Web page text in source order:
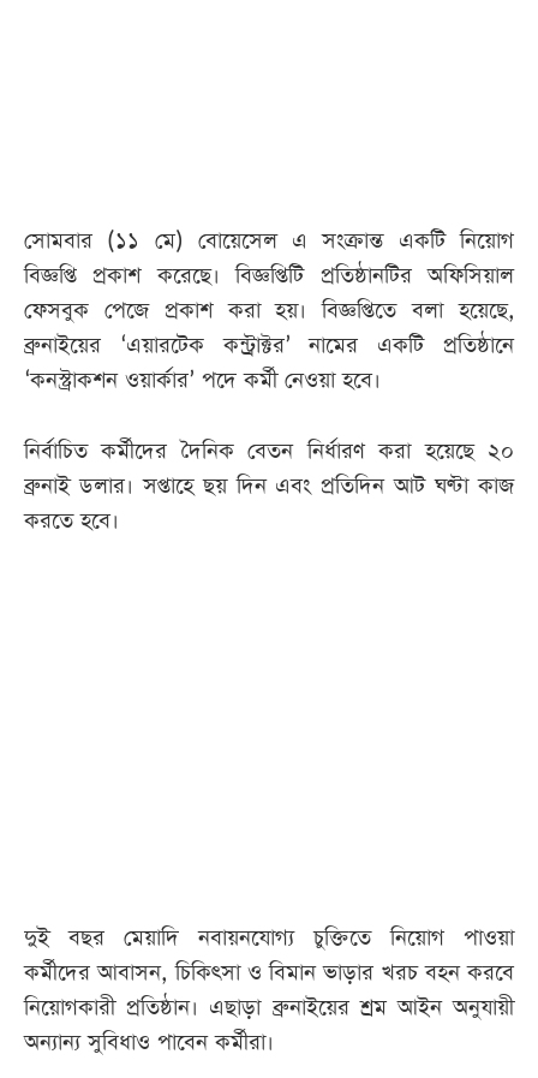
সোমবার (১১ মে) বোয়েসেল এ সংক্রান্ত একটি নিয়োগ
বিজ্ঞপ্তি প্রকাশ করেছে। বিজ্ঞপ্তিটি প্রতিষ্ঠানটির অফিসিয়াল
ফেসবুক পেজে প্রকাশ করা হয়। বিজ্ঞপ্তিতে বলা হয়েছে,
ব্রুনাইয়ের ‘এয়ারটেক কন্ট্রাক্টর’ নামের একটি প্রতিষ্ঠানে
‘কনস্ট্রাকশন ওয়ার্কার’ পদে কর্মী নেওয়া হবে।
নির্বাচিত কর্মীদের দৈনিক বেতন নির্ধারণ করা হয়েছে ২০
ব্রুনাই ডলার। সপ্তাহে ছয় দিন এবং প্রতিদিন আট ঘণ্টা কাজ
করতে হবে।
দুই বছর মেয়াদি নবায়নযোগ্য চুক্তিতে নিয়োগ পাওয়া
কর্মীদের আবাসন, চিকিৎসা ও বিমান ভাড়ার খরচ বহন করবে
নিয়োগকারী প্রতিষ্ঠান। এছাড়া ব্রুনাইয়ের শ্রম আইন অনুযায়ী
অন্যান্য সুবিধাও পাবেন কর্মীরা।